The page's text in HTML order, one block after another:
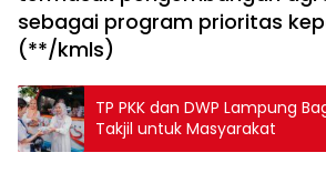
sebagai program prioritas
(**/kmls)
TP PKK dan DWP Lampung
Takjil untuk Masyarakat